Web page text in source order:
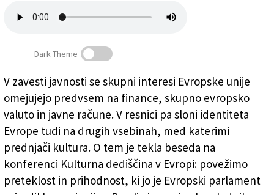
»Evropa je kot orkester«
Dark Theme
V zavesti javnosti se skupni interesi Evropske unije
omejujejo predvsem na finance, skupno evropsko
valuto in javne račune. V resnici pa sloni identiteta
Evrope tudi na drugih vsebinah, med katerimi
prednjači kultura. O tem je tekla beseda na
konferenci Kulturna dediščina v Evropi: povežimo
preteklost in prihodnost, ki jo je Evropski parlament